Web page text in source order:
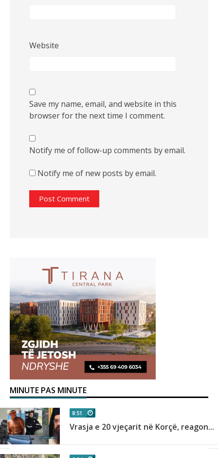
Website
Save my name, email, and website in this
browser for the next time I comment.
Notify me of follow-up comments by email.
Notify me of new posts by email.
MINUTE PAS MINUTE
8:51
Vrasja e 20 vjeçarit në Korçë, reagon...